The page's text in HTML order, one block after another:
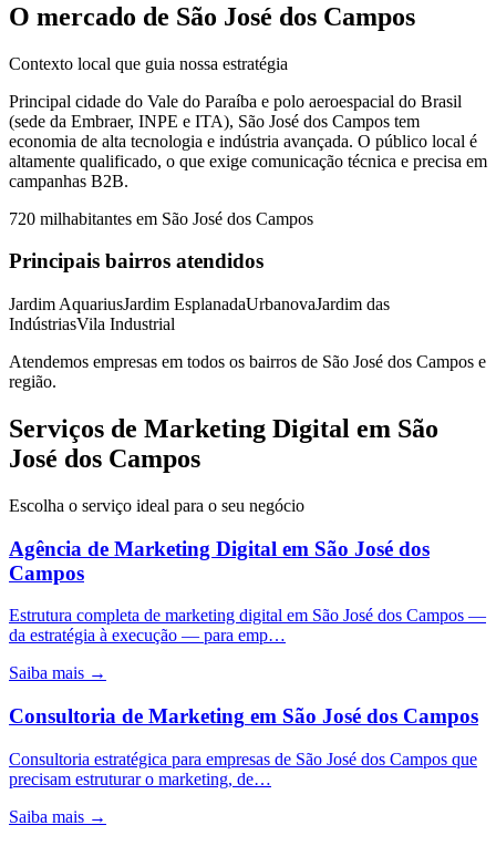
O mercado de São José dos Campos
Contexto local que guia nossa estratégia
Principal cidade do Vale do Paraíba e polo aeroespacial do Brasil
(sede da Embraer, INPE e ITA), São José dos Campos tem
economia de alta tecnologia e indústria avançada. O público local é
altamente qualificado, o que exige comunicação técnica e precisa em
campanhas B2B.
720 milhabitantes em São José dos Campos
Principais bairros atendidos
Jardim AquariusJardim EsplanadaUrbanovaJardim das
IndústriasVila Industrial
Atendemos empresas em todos os bairros de São José dos Campos e
região.
Serviços de Marketing Digital em São
José dos Campos
Escolha o serviço ideal para o seu negócio
Agência de Marketing Digital em São José dos
Campos
Estrutura completa de marketing digital em São José dos Campos —
da estratégia à execução — para emp…
Saiba mais →
Consultoria de Marketing em São José dos Campos
Consultoria estratégica para empresas de São José dos Campos que
precisam estruturar o marketing, de…
Saiba mais →